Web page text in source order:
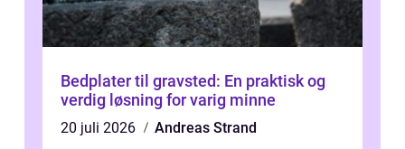
Bedplater til gravsted: En praktisk og
verdig løsning for varig minne
20 juli 2026
Andreas Strand